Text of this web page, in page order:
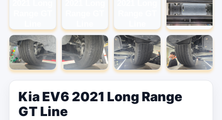
Kia EV6 2021 Long Range
GT Line